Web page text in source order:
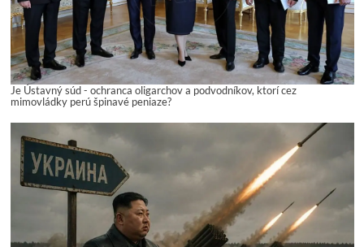
Je Ústavný súd - ochranca oligarchov a podvodníkov, ktorí cez
mimovládky perú špinavé peniaze?